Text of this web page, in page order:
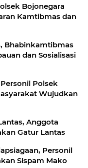
Bojonegara
Kamtibmas dan
Bhabinkamtibmas
dan Sosialisasi
Polsek
Wujudkan
Anggota
Gatur Lantas
Personil
Sispam Mako